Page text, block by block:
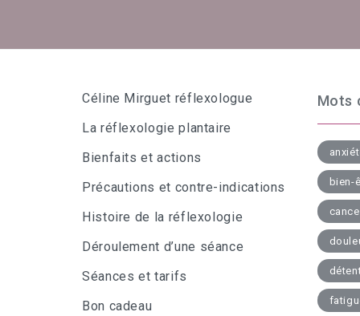
Céline Mirguet réflexologue
La réflexologie plantaire
Bienfaits et actions
Précautions et contre-indications
Histoire de la réflexologie
Déroulement d’une séance
Séances et tarifs
Bon cadeau
Mots
bien-